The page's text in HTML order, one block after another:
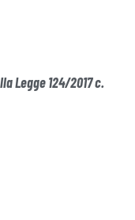
Legge 124/2017 c.